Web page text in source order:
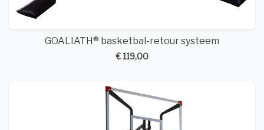
GOALIATH® basketbal-retour systeem
€ 119,00